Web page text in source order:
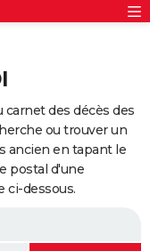
des décès des
ou trouver un
ancien en tapant le
postal d'une
ci-dessous.